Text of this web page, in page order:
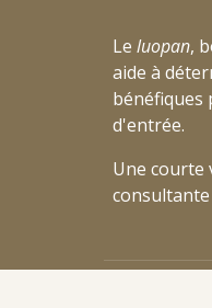
Le luopan,
aide à
bénéfiques
d'entrée.
Une courte